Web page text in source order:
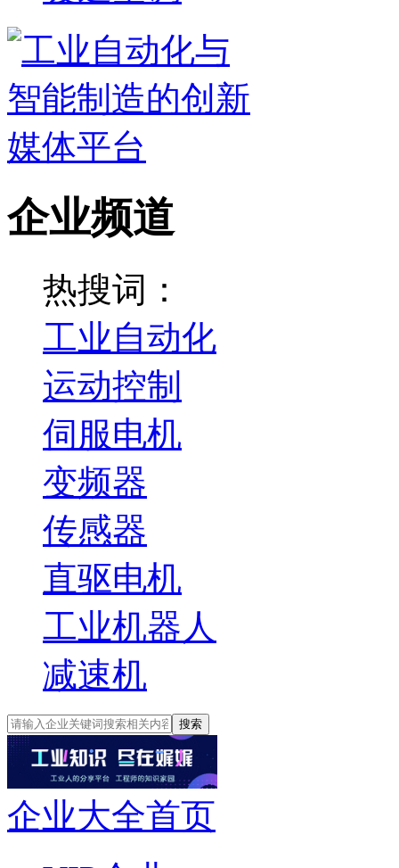
企业频道
热搜词：
工业自动化
运动控制
伺服电机
变频器
传感器
直驱电机
工业机器人
减速机
搜索
企业大全首页